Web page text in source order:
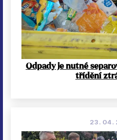
Odpady je nutné
třídění
23. 04.